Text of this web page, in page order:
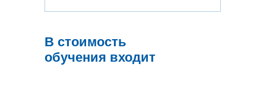
В стоимость
обучения входит